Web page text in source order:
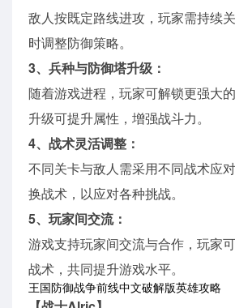
敌人按既定路线进攻，玩家需持续
时调整防御策略。
3、兵种与防御塔升级：
随着游戏进程，玩家可解锁更强大
升级可提升属性，增强战斗力。
4、战术灵活调整：
不同关卡与敌人需采用不同战术应
换战术，以应对各种挑战。
5、玩家间交流：
游戏支持玩家间交流与合作，玩家
战术，共同提升游戏水平。
王国防御战争前线中文破解版英雄攻略